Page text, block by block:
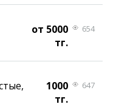
от 5000
тг.
654
1000
тг.
647